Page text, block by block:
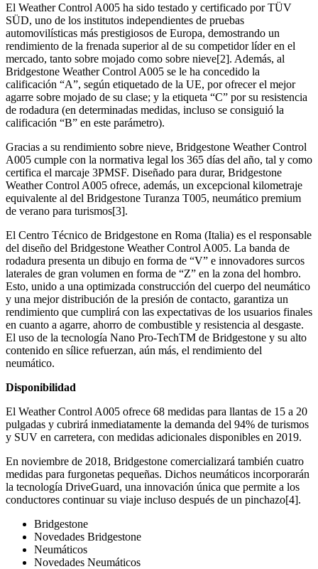
El Weather Control A005 ha sido testado y certificado por TÜV
SÜD, uno de los institutos independientes de pruebas
automovilísticas más prestigiosos de Europa, demostrando un
rendimiento de la frenada superior al de su competidor líder en el
mercado, tanto sobre mojado como sobre nieve[2]. Además, al
Bridgestone Weather Control A005 se le ha concedido la
calificación “A”, según etiquetado de la UE, por ofrecer el mejor
agarre sobre mojado de su clase; y la etiqueta “C” por su resistencia
de rodadura (en determinadas medidas, incluso se consiguió la
calificación “B” en este parámetro).
Gracias a su rendimiento sobre nieve, Bridgestone Weather Control
A005 cumple con la normativa legal los 365 días del año, tal y como
certifica el marcaje 3PMSF. Diseñado para durar, Bridgestone
Weather Control A005 ofrece, además, un excepcional kilometraje
equivalente al del Bridgestone Turanza T005, neumático premium
de verano para turismos[3].
El Centro Técnico de Bridgestone en Roma (Italia) es el responsable
del diseño del Bridgestone Weather Control A005. La banda de
rodadura presenta un dibujo en forma de “V” e innovadores surcos
laterales de gran volumen en forma de “Z” en la zona del hombro.
Esto, unido a una optimizada construcción del cuerpo del neumático
y una mejor distribución de la presión de contacto, garantiza un
rendimiento que cumplirá con las expectativas de los usuarios finales
en cuanto a agarre, ahorro de combustible y resistencia al desgaste.
El uso de la tecnología Nano Pro-TechTM de Bridgestone y su alto
contenido en sílice refuerzan, aún más, el rendimiento del
neumático.
Disponibilidad
El Weather Control A005 ofrece 68 medidas para llantas de 15 a 20
pulgadas y cubrirá inmediatamente la demanda del 94% de turismos
y SUV en carretera, con medidas adicionales disponibles en 2019.
En noviembre de 2018, Bridgestone comercializará también cuatro
medidas para furgonetas pequeñas. Dichos neumáticos incorporarán
la tecnología DriveGuard, una innovación única que permite a los
conductores continuar su viaje incluso después de un pinchazo[4].
Bridgestone
Novedades Bridgestone
Neumáticos
Novedades Neumáticos